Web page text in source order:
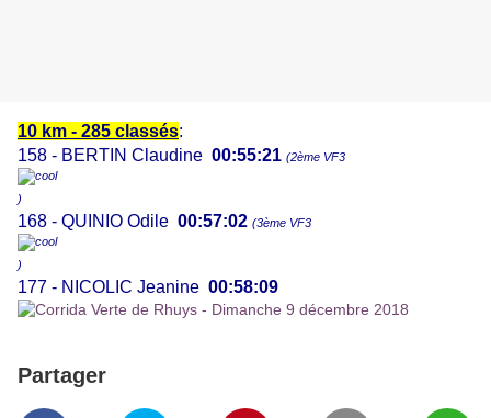
10 km - 285 classés:
158 - BERTIN Claudine 00:55:21 (2ème VF3
)
168 - QUINIO Odile 00:57:02 (3ème VF3
)
177 - NICOLIC Jeanine 00:58:09
Partager